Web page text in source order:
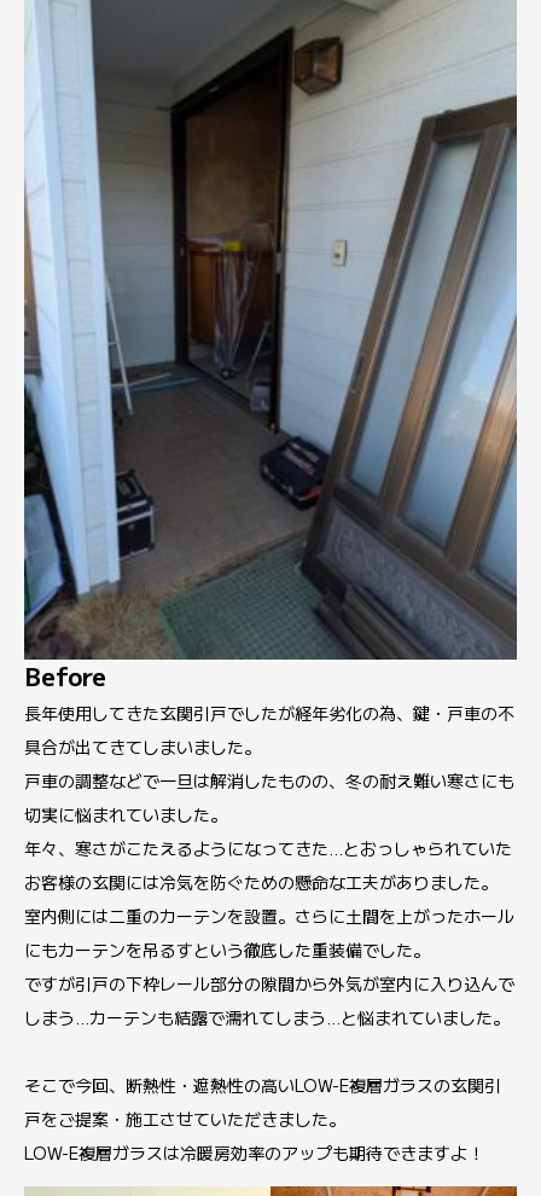
Before
長年使用してきた玄関引戸でしたが経年劣化の為、鍵・戸車の不
具合が出てきてしまいました。
戸車の調整などで一旦は解消したものの、冬の耐え難い寒さにも
切実に悩まれていました。
年々、寒さがこたえるようになってきた…とおっしゃられていた
お客様の玄関には冷気を防ぐための懸命な工夫がありました。
室内側には二重のカーテンを設置。さらに土間を上がったホール
にもカーテンを吊るすという徹底した重装備でした。
ですが引戸の下枠レール部分の隙間から外気が室内に入り込んで
しまう…カーテンも結露で濡れてしまう…と悩まれていました。
そこで今回、断熱性・遮熱性の高いLOW-E複層ガラスの玄関引
戸をご提案・施工させていただきました。
LOW-E複層ガラスは冷暖房効率のアップも期待できますよ！